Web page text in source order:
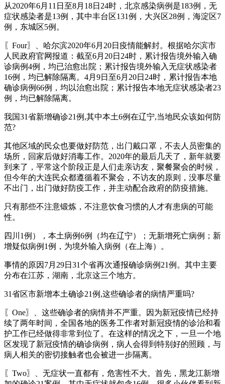
从2020年6月11日至8月18日24时，北京感染病例是183例，无
症状感染者是13例，其中丰台区131例，大兴区28例，海淀区7
例，东城区5例。
〖Four〗、哈尔滨2020年6月20日疫情能解封。根据哈尔滨市
人民政府官网报道：截至6月20日24时，累计报告境外输入确
诊病例4例，均已治愈出院；累计报告境外输入无症状感染者
16例，均已解除隔离。4月9日至6月20日24时，累计报告本地
确诊病例66例，均以治愈出院；累计报告本地无症状感染者23
例，均已解除隔离。
我国31省新增确诊21例,其中本土6例在辽宁,当地民众该如何防
范?
其他区域的民众也要做好防范，出门戴口罩，不去人员密集的
场所，回家后做好消毒工作。2020年的最后几天了，新年就要
到来了，平常这个阶段正是人们走亲访友，聚餐聚会的时候，
但今年的大连民众都遵循着不聚会，不访友的原则，没事尽量
不出门，出门做好防疫工作，并主动配合政府的防疫措施。
只有那些不注意锻炼，不注意饮食习惯的人才有患病的可能
性。
四川1例），本土病例6例（均在辽宁）；无新增死亡病例；新
增疑似病例1例，为境外输入病例（在上海）。
事情的原因7月29日31个省再次通报确诊病例21例。其中主要
分布在江苏，湖南，北京这三个地方。
31省区市新增本土确诊21例,这些确诊者的病情严重吗?
〖One〗、这些确诊者的病情并不严重。因为新冠疫情已经持
续了两年时间，全国各地的医务工作者对新冠疫情的诊治和看
护工作已经做得非常到位了。在这样的情况之下，一旦一个地
区发现了新冠疫情的确诊病例，病人会得到特别好的照顾，与
病人相关的密切接触者也会被进一步隔离。
〖Two〗、无症状一直都有，危害性不大。首先，黑龙江新增